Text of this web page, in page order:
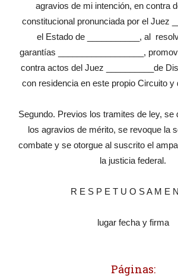
agravios de mi intención, en contra
constitucional pronunciada por el Juez
el Estado de ___________, al
garantías __________________,
contra actos del Juez __________de
con residencia en este propio Circuito y
Segundo. Previos los tramites de ley, se
los agravios de mérito, se revoque la
combate y se otorgue al suscrito el
la justicia federal.
R E S P E T U O S A M E
lugar fecha y firma
Páginas: